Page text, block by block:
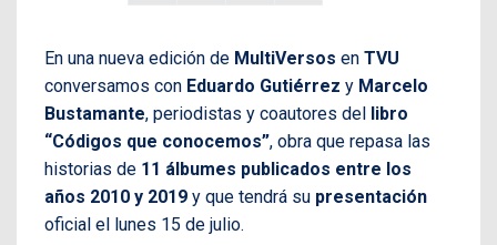
En una nueva edición de MultiVersos en TVU
conversamos con Eduardo Gutiérrez y Marcelo
Bustamante, periodistas y coautores del
libro
“Códigos que conocemos”, obra que repasa las
historias de 11 álbumes publicados entre los
años 2010 y 2019 y que tendrá su presentación
oficial el lunes 15 de julio.